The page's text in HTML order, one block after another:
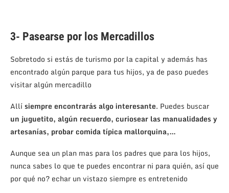
3- Pasearse por los Mercadillos
Sobretodo si estás de turismo por la capital y además has
encontrado algún parque para tus hijos, ya de paso puedes
visitar algún mercadillo
Allísiempre encontrarás algo interesante. Puedes buscar
un juguetito, algún recuerdo, curiosear las manualidades y
artesanías, probar comida típica mallorquina,…
Aunque sea un plan mas para los padres que para los hijos,
nunca sabes lo que te puedes encontrar ni para quién, así que
por qué no? echar un vistazo siempre es entretenido